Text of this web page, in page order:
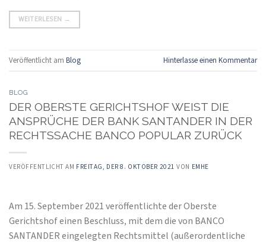
WEITERLESEN →
Veröffentlicht am Blog Hinterlasse einen Kommentar
BLOG
DER OBERSTE GERICHTSHOF WEIST DIE
ANSPRÜCHE DER BANK SANTANDER IN DER
RECHTSSACHE BANCO POPULAR ZURÜCK
VERÖFFENTLICHT AM FREITAG, DER 8. OKTOBER 2021 VON EMHE
Am 15. September 2021 veröffentlichte der Oberste
Gerichtshof einen Beschluss, mit dem die von BANCO
SANTANDER eingelegten Rechtsmittel (außerordentliche